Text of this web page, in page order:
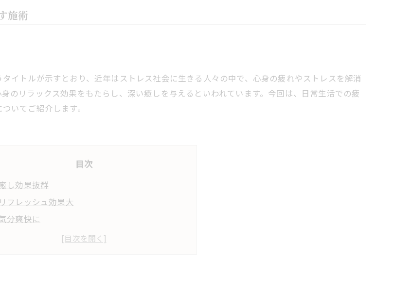
施術
イトルが示すとおり、近年はストレス社会に生きる人々の中で、心身の疲れやストレスを解消
のリラックス効果をもたらし、深い癒しを与えるといわれています。今回は、日常生活での疲
いてご紹介します。
目次
し効果抜群
リフレッシュ効果大
分爽快に